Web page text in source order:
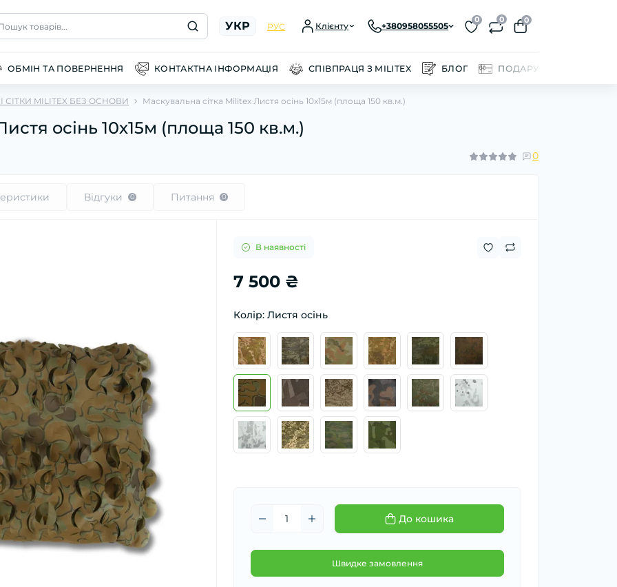
товарів... УКР РУС Клієнту +380958055505
0 0 0
ОБМІН ТА ПОВЕРНЕННЯ КОНТАКТНА ІНФОРМАЦІЯ СПІВПРАЦЯ З MILITEX БЛОГ ПОДАРУНКОВІ
MILITEX БЕЗ ОСНОВИ Маскувальна сітка Militex Листя осінь 10х15м (площа 150 кв.м.)
осінь 10х15м (площа 150 кв.м.)
0
Відгуки 0 Питання 0
В наявності
7 500 ₴
Колір: Листя осінь
До кошика
Швидке замовлення